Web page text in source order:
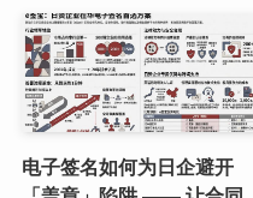
电子签名如何为日企避开